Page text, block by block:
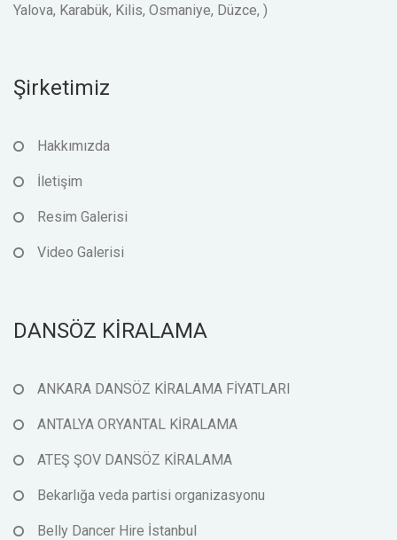
Yalova, Karabük, Kilis, Osmaniye, Düzce, )
Şirketimiz
Hakkımızda
İletişim
Resim Galerisi
Video Galerisi
DANSÖZ KİRALAMA
ANKARA DANSÖZ KİRALAMA FİYATLARI
ANTALYA ORYANTAL KİRALAMA
ATEŞ ŞOV DANSÖZ KİRALAMA
Bekarlığa veda partisi organizasyonu
Belly Dancer Hire İstanbul